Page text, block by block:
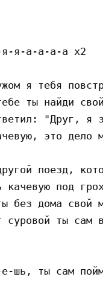
я-я-а-а-а-а х2
я тебя
ты найди
"Друг, я
это дело
поезд,
качевую под
без дома свой
суровой ты сам